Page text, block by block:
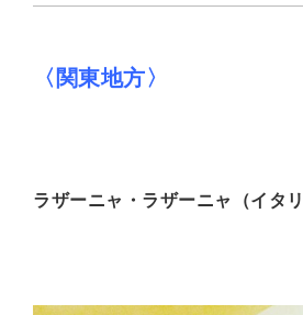
〈関東地方〉
ラザーニャ・ラザーニャ（イタ